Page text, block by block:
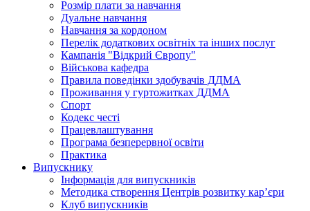
Розмір плати за навчання
Дуальне навчання
Навчання за кордоном
Перелік додаткових освітніх та інших послуг
Кампанія "Відкрий Європу"
Військова кафедра
Правила поведінки здобувачів ДДМА
Проживання у гуртожитках ДДМА
Спорт
Кодекс честі
Працевлаштування
Програма безперервної освіти
Практика
Випускнику
Інформація для випускників
Методика створення Центрів розвитку кар’єри
Клуб випускників